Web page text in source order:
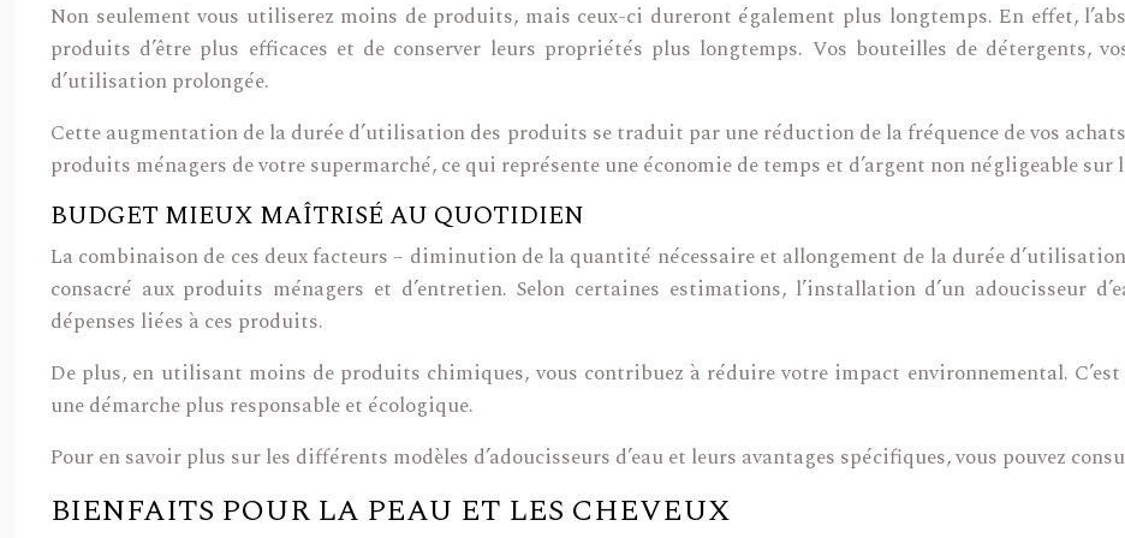
Non seulement vous utiliserez moins de produits, mais ceux-ci dureront également plus longtemps. En effet,
produits d’être plus efficaces et de conserver leurs propriétés plus longtemps. Vos bouteilles de détergents,
d’utilisation prolongée.
Cette augmentation de la durée d’utilisation des produits se traduit par une réduction de la fréquence de vos
produits ménagers de votre supermarché, ce qui représente une économie de temps et d’argent non négligeable sur
BUDGET MIEUX MAÎTRISÉ AU QUOTIDIEN
La combinaison de ces deux facteurs – diminution de la quantité nécessaire et allongement de la durée
consacré aux produits ménagers et d’entretien. Selon certaines estimations, l’installation d’un adoucisseur
dépenses liées à ces produits.
De plus, en utilisant moins de produits chimiques, vous contribuez à réduire votre impact environnemental.
une démarche plus responsable et écologique.
Pour en savoir plus sur les différents modèles d’adoucisseurs d’eau et leurs avantages spécifiques, vous pouvez
BIENFAITS POUR LA PEAU ET LES CHEVEUX